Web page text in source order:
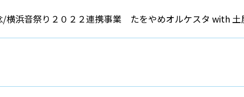
/横浜音祭り２０２２連携事業 たをやめオルケスタ with 土